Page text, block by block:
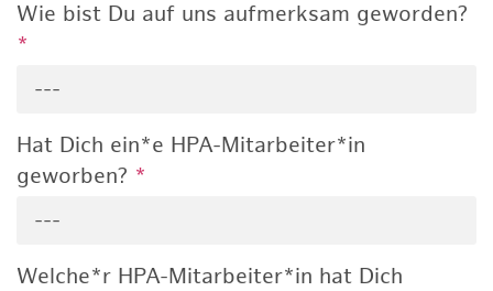
Wie bist Du auf uns aufmerksam geworden?
*
---
Hat Dich ein*e HPA-Mitarbeiter*in
geworben? *
---
Welche*r HPA-Mitarbeiter*in hat Dich